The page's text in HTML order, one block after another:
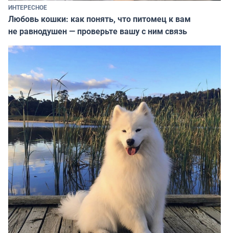
ИНТЕРЕСНОЕ
Любовь кошки: как понять, что питомец к вам
не равнодушен — проверьте вашу с ним связь